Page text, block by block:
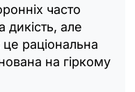
часто
дикість, але
це раціональна
на гіркому